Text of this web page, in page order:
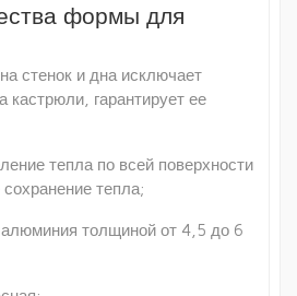
формы для
стенок и дна исключает
гарантирует ее
тепла по всей поверхности
тепла;
алюминия толщиной от 4,5 до 6